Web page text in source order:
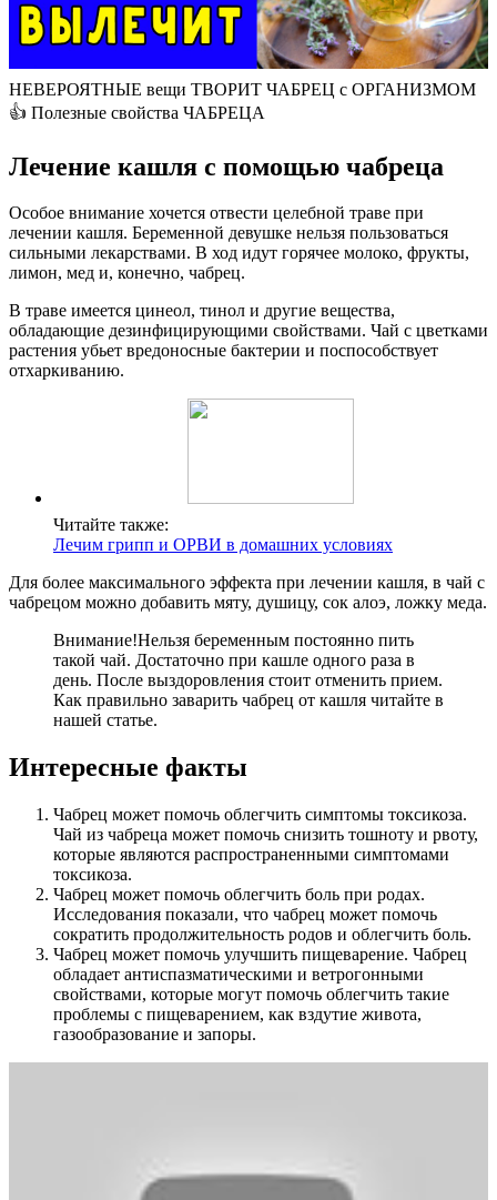
НЕВЕРОЯТНЫЕ вещи ТВОРИТ ЧАБРЕЦ с ОРГАНИЗМОМ
👍 Полезные свойства ЧАБРЕЦА
Лечение кашля с помощью чабреца
Особое внимание хочется отвести целебной траве при
лечении кашля. Беременной девушке нельзя пользоваться
сильными лекарствами. В ход идут горячее молоко, фрукты,
лимон, мед и, конечно, чабрец.
В траве имеется цинеол, тинол и другие вещества,
обладающие дезинфицирующими свойствами. Чай с цветками
растения убьет вредоносные бактерии и поспособствует
отхаркиванию.
Читайте также:
Лечим грипп и ОРВИ в домашних условиях
Для более максимального эффекта при лечении кашля, в чай с
чабрецом можно добавить мяту, душицу, сок алоэ, ложку меда.
Внимание!Нельзя беременным постоянно пить
такой чай. Достаточно при кашле одного раза в
день. После выздоровления стоит отменить прием.
Как правильно заварить чабрец от кашля читайте в
нашей статье.
Интересные факты
Чабрец может помочь облегчить симптомы токсикоза.
Чай из чабреца может помочь снизить тошноту и рвоту,
которые являются распространенными симптомами
токсикоза.
Чабрец может помочь облегчить боль при родах.
Исследования показали, что чабрец может помочь
сократить продолжительность родов и облегчить боль.
Чабрец может помочь улучшить пищеварение. Чабрец
обладает антиспазматическими и ветрогонными
свойствами, которые могут помочь облегчить такие
проблемы с пищеварением, как вздутие живота,
газообразование и запоры.